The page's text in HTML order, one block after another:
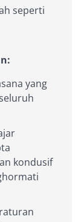
seperti
yang
kondusif